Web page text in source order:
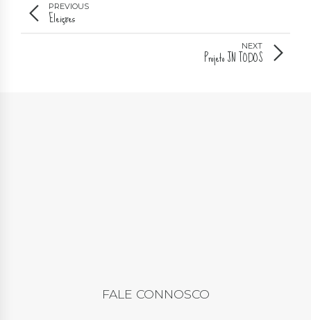
PREVIOUS
Eleições
NEXT
Projeto JN TODOS
FALE CONNOSCO